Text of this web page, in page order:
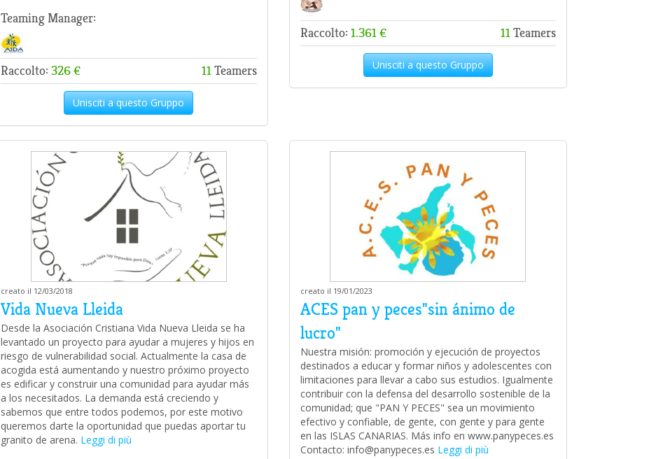
Teaming Manager:
Raccolto: 326 € 11Teamers
Unisciti a questo Gruppo
Raccolto: 1.361 € 11Teamers
Unisciti a questo Gruppo
creato il 12/03/2018
Vida Nueva Lleida
Desde la Asociación Cristiana Vida Nueva Lleida se ha
levantado un proyecto para ayudar a mujeres y hijos en
riesgo de vulnerabilidad social. Actualmente la casa de
acogida está aumentando y nuestro próximo proyecto
es edificar y construir una comunidad para ayudar más
a los necesitados. La demanda está creciendo y
sabemos que entre todos podemos, por este motivo
queremos darte la oportunidad que puedas aportar tu
granito de arena. Leggi di più
creato il 19/01/2023
ACES pan y peces"sin ánimo de
lucro"
Nuestra misión: promoción y ejecución de proyectos
destinados a educar y formar niños y adolescentes con
limitaciones para llevar a cabo sus estudios. Igualmente
contribuir con la defensa del desarrollo sostenible de la
comunidad; que "PAN Y PECES" sea un movimiento
efectivo y confiable, de gente, con gente y para gente
en las ISLAS CANARIAS. Más info en www.panypeces.es
Contacto: info@panypeces.es Leggi di più